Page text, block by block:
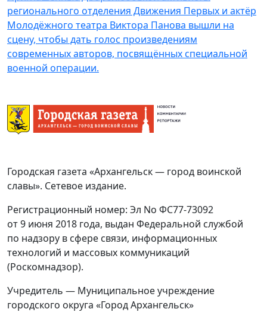
регионального отделения Движения Первых и актёр
Молодёжного театра Виктора Панова вышли на
сцену, чтобы дать голос произведениям
современных авторов, посвящённых специальной
военной операции.
Городская газета «Архангельск — город воинской
славы». Сетевое издание.
Регистрационный номер: Эл No ФС77-73092
от 9 июня 2018 года, выдан Федеральной службой
по надзору в сфере связи, информационных
технологий и массовых коммуникаций
(Роскомнадзор).
Учредитель — Муниципальное учреждение
городского округа «Город Архангельск»